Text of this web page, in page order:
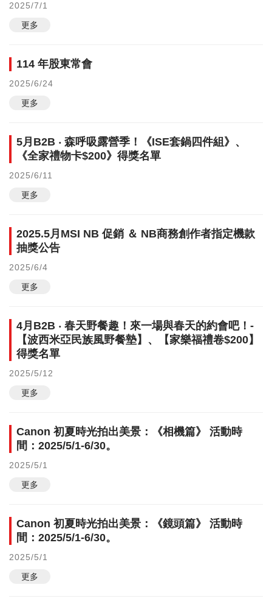
2025/7/1
更多
114 年股東常會
2025/6/24
更多
5月B2B ‧ 森呼吸露營季！《ISE套鍋四件組》、
《全家禮物卡$200》得獎名單
2025/6/11
更多
2025.5月MSI NB 促銷 ＆ NB商務創作者指定機款
抽獎公告
2025/6/4
更多
4月B2B ‧ 春天野餐趣！來一場與春天的約會吧！-
【波西米亞民族風野餐墊】、【家樂福禮卷$200】
得獎名單
2025/5/12
更多
Canon 初夏時光拍出美景：《相機篇》 活動時
間：2025/5/1-6/30。
2025/5/1
更多
Canon 初夏時光拍出美景：《鏡頭篇》 活動時
間：2025/5/1-6/30。
2025/5/1
更多